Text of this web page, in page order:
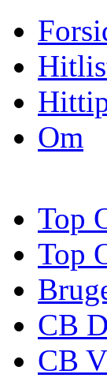
Om
Top
Top
CB
CB